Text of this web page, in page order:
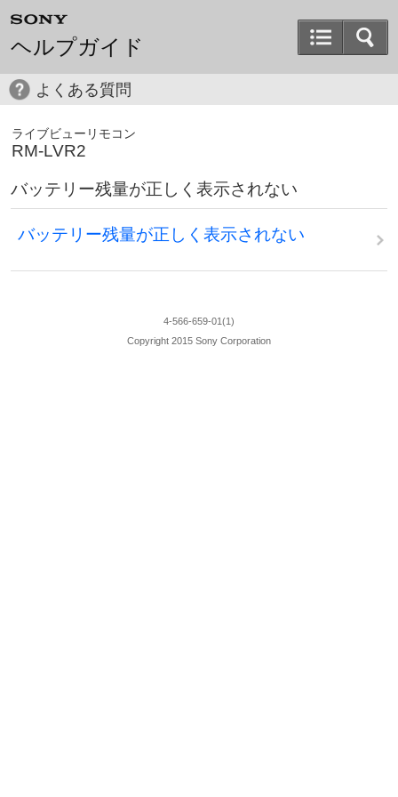
ヘルプガイド
よくある質問
ライブビューリモコン
RM-LVR2
バッテリー残量が正しく表示されない
バッテリー残量が正しく表示されない
4-566-659-01(1)
Copyright 2015 Sony Corporation